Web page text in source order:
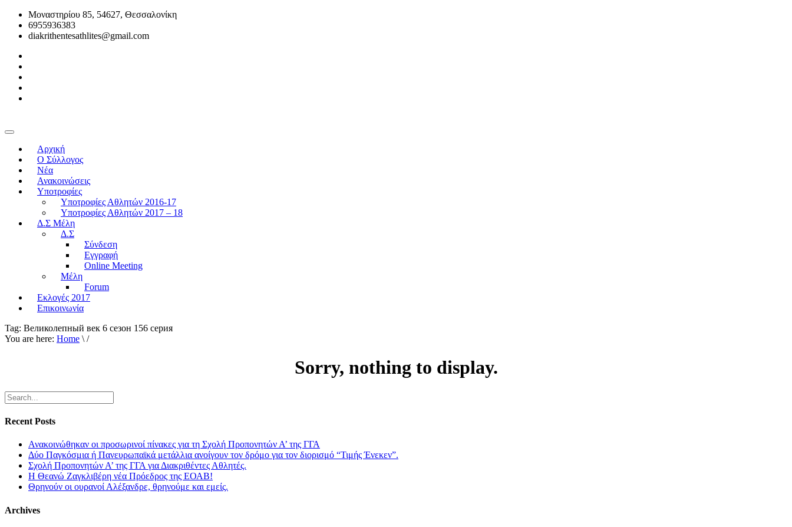
Μοναστηρίου 85, 54627, Θεσσαλονίκη
6955936383
diakrithentesathlites@gmail.com
Αρχική
O Σύλλογος
Νέα
Ανακοινώσεις
Υποτροφίες
Υποτροφίες Αθλητών 2016-17
Υποτροφίες Αθλητών 2017 – 18
Δ.Σ Μέλη
Δ.Σ
Σύνδεση
Εγγραφή
Online Meeting
Μέλη
Forum
Εκλογές 2017
Επικοινωνία
Tag: Великолепный век 6 сезон 156 серия
You are here: Home \ /
Sorry, nothing to display.
Recent Posts
Ανακοινώθηκαν οι προσωρινοί πίνακες για τη Σχολή Προπονητών Α’ της ΓΓΑ
Δύο Παγκόσμια ή Πανευρωπαϊκά μετάλλια ανοίγουν τον δρόμο για τον διορισμό “Τιμής Ένεκεν”.
Σχολή Προπονητών Α’ της ΓΓΑ για Διακριθέντες Αθλητές.
Η Θεανώ Ζαγκλιβέρη νέα Πρόεδρος της ΕΟΑΒ!
Θρηνούν οι ουρανοί Αλέξανδρε, θρηνούμε και εμείς.
Archives